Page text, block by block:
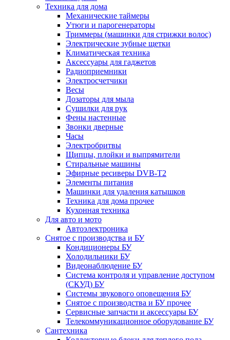
Техника для дома
Механические таймеры
Утюги и парогенераторы
Триммеры (машинки для стрижки волос)
Электрические зубные щетки
Климатическая техника
Аксессуары для гаджетов
Радиоприемники
Электросчетчики
Весы
Дозаторы для мыла
Сушилки для рук
Фены настенные
Звонки дверные
Часы
Электробритвы
Щипцы, плойки и выпрямители
Стиральные машины
Эфирные ресиверы DVB-T2
Элементы питания
Машинки для удаления катышков
Техника для дома прочее
Кухонная техника
Для авто и мото
Автоэлектроника
Снятое с производства и БУ
Кондиционеры БУ
Холодильники БУ
Видеонаблюдение БУ
Система контроля и управление доступом
(СКУД) БУ
Системы звукового оповещения БУ
Снятое с производства и БУ прочее
Сервисные запчасти и аксессуары БУ
Телекоммуникационное оборудование БУ
Сантехника